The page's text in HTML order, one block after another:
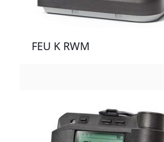
FEU K RWM